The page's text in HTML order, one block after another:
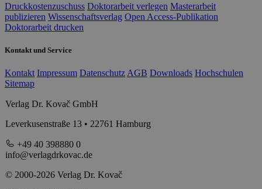
Druckkostenzuschuss Doktorarbeit verlegen Masterarbeit
publizieren Wissenschaftsverlag Open Access-Publikation
Doktorarbeit drucken
Kontakt und Service
Kontakt Impressum Datenschutz AGB Downloads Hochschulen
Sitemap
Verlag Dr. Kovač GmbH
Leverkusenstraße 13 • 22761 Hamburg
+49 40 398880 0
info@verlagdrkovac.de
© 2000-2026 Verlag Dr. Kovač